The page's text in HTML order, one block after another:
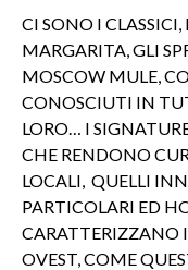
CI SONO I
MARGARITA, GLI
MOSCOW MULE,
CONOSCIUTI IN
LORO… I
CHE RENDONO
LOCALI, QUELLI
PARTICOLARI ED
CARATTERIZZANO
OVEST, COME